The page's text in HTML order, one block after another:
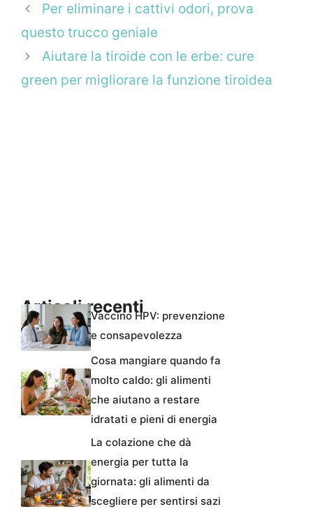
Per eliminare i cattivi odori, prova
questo trucco geniale
Aiutare la tiroide con le erbe: cure
green per migliorare la funzione tiroidea
Articoli recentiVaccino HPV: prevenzione
e consapevolezza
Cosa mangiare quando fa
molto caldo: gli alimenti
che aiutano a restare
idratati e pieni di energia
La colazione che dà
energia per tutta la
giornata: gli alimenti da
scegliere per sentirsi sazi